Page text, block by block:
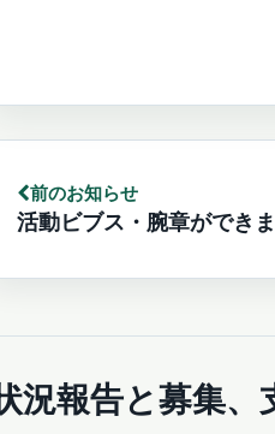
知
ら
せ
前のお知らせ
前
活動ビブス・腕章ができま
況報告と募集、